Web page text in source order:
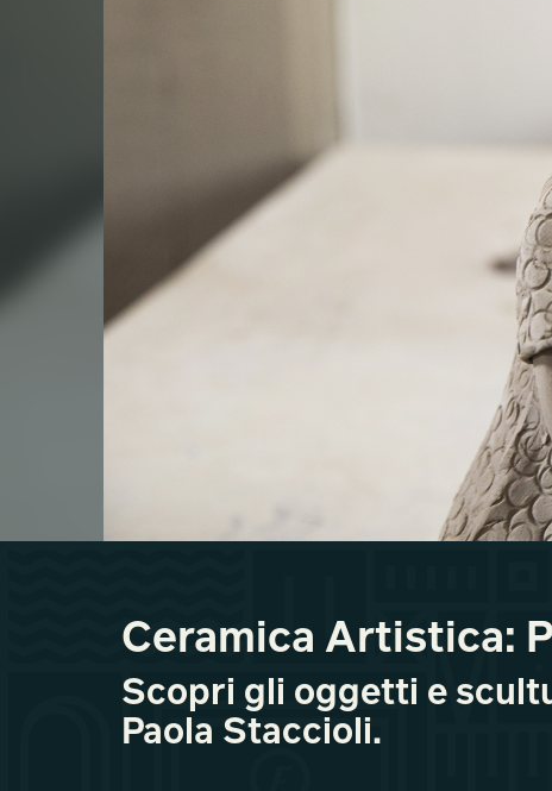
Ceramica Artistica:
Scopri gli oggetti e
Paola Staccioli.